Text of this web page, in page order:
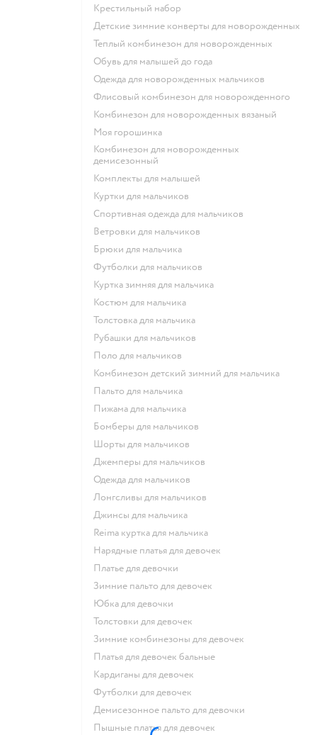
Крестильный набор
Детские зимние конверты для новорожденных
Теплый комбинезон для новорожденных
Обувь для малышей до года
Одежда для новорожденных мальчиков
Флисовый комбинезон для новорожденного
Комбинезон для новорожденных вязаный
Моя горошинка
Комбинезон для новорожденных
демисезонный
Комплекты для малышей
Куртки для мальчиков
Спортивная одежда для мальчиков
Ветровки для мальчиков
Брюки для мальчика
Футболки для мальчиков
Куртка зимняя для мальчика
Костюм для мальчика
Толстовка для мальчика
Рубашки для мальчиков
Поло для мальчиков
Комбинезон детский зимний для мальчика
Пальто для мальчика
Пижама для мальчика
Бомберы для мальчиков
Шорты для мальчиков
Джемперы для мальчиков
Одежда для мальчиков
Лонгсливы для мальчиков
Джинсы для мальчика
Reima куртка для мальчика
Нарядные платья для девочек
Платье для девочки
Зимние пальто для девочек
Юбка для девочки
Толстовки для девочек
Зимние комбинезоны для девочек
Платья для девочек бальные
Кардиганы для девочек
Футболки для девочек
Демисезонное пальто для девочки
Пышные платья для девочек